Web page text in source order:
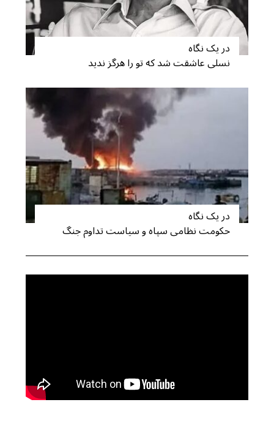
در یک نگاه
نسلی عاشقت شد که تو را هرگز ندید
در یک نگاه
حکومت نظامی سپاه و سیاست تداوم جنگ
S
a
r
: